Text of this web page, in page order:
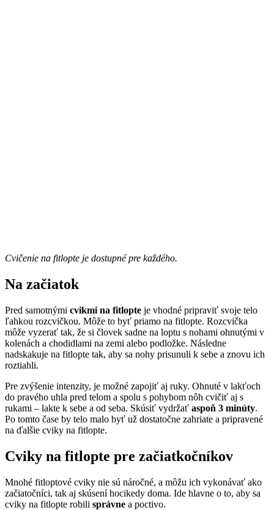
Cvičenie na fitlopte je dostupné pre každého.
Na začiatok
Pred samotnými cvikmi na fitlopte je vhodné pripraviť svoje telo
ľahkou rozcvičkou. Môže to byť priamo na fitlopte. Rozcvička
môže vyzerať tak, že si človek sadne na loptu s nohami ohnutými v
kolenách a chodidlami na zemi alebo podložke. Následne
nadskakuje na fitlopte tak, aby sa nohy prisunuli k sebe a znovu ich
roztiahli.
Pre zvýšenie intenzity, je možné zapojiť aj ruky. Ohnuté v lakťoch
do pravého uhla pred telom a spolu s pohybom nôh cvičiť aj s
rukami – lakte k sebe a od seba. Skúsiť vydržať aspoň 3 minúty.
Po tomto čase by telo malo byť už dostatočne zahriate a pripravené
na ďalšie cviky na fitlopte.
Cviky na fitlopte pre začiatkočníkov
Mnohé fitloptové cviky nie sú náročné, a môžu ich vykonávať ako
začiatočníci, tak aj skúsení hocikedy doma. Ide hlavne o to, aby sa
cviky na fitlopte robili správne a poctivo.